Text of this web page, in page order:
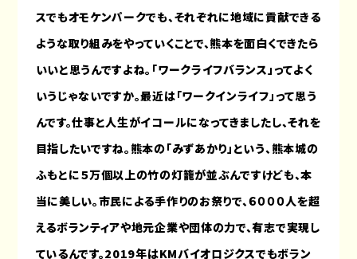
スでもオモケンパークでも、それぞれに地域に貢献できる
ような取り組みをやっていくことで、熊本を面白くできたら
いいと思うんですよね。「ワークライフバランス」ってよく
いうじゃないですか。最近は「ワークインライフ」って思う
んです。仕事と人生がイコールになってきましたし、それを
目指したいですね。熊本の「みずあかり」という、熊本城の
ふもとに５万個以上の竹の灯籠が並ぶんですけども、本
当に美しい。市民による手作りのお祭りで、６０００人を超
えるボランティアや地元企業や団体の力で、有志で実現し
ているんです。2019年はKMバイオロジクスでもボラン